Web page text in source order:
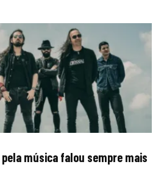
música falou sempre mais